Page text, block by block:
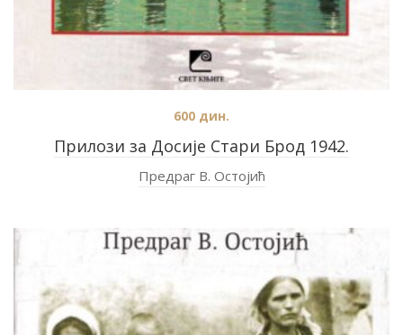
Прилози за Досије Стари Брод 1942.
600 дин.
Предраг В. Остојић